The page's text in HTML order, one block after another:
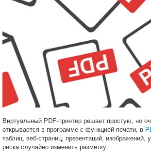
Виртуальный PDF-принтер решает простую, но
открывается в программе с функцией печати, в
таблиц, веб-страниц, презентаций,
риска случайно изменить разметку.